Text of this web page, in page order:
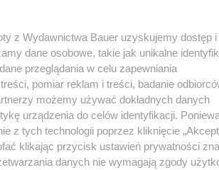
z Wydawnictwa Bauer uzyskujemy dostęp i
dane osobowe, takie jak unikalne
przeglądania w celu zapewniania
pomiar reklam i treści, badanie
możemy używać dokładnych danych
urządzenia do celów identyfikacji.
z tych technologii poprzez kliknięcie
klikając przycisk ustawień prywatności
danych nie wymagają zgody